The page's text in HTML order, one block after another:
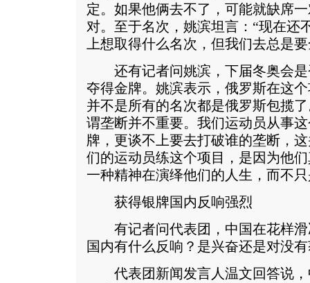
定。如果他俩去不了，可能就缺席
对。至于名次，姚滨坦言：“现在还
上想取得什么名次，但我们去总是
还有记者问姚滨，下届冬奥会是
夺得金牌。姚滨表示，俄罗斯在这
并不是所有的名次都是俄罗斯包揽
谓垄断并不重要。我们运动员从事
牌，更谈不上要去打破谁的垄断，
们的运动员练这个项目，是因为他
一种精神在演绎他们的人生，而不
获得银牌国内反响强烈
有记者问代表团，中国在花样滑
国内有什么反响？是兴奋还是对没
代表团新闻发言人温文回答说，